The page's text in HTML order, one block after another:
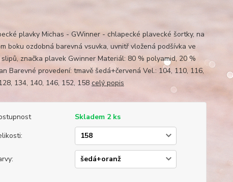
plavky Michas - GWinner - chlapecké plavecké šortky, na
boku ozdobná barevná vsuvka, uvnitř vložená podšívka ve
značka plavek Gwinner Materiál: 80 % polyamid, 20 %
Barevné provedení: tmavě šedá+červená Vel.: 104, 110, 116,
134, 140, 146, 152, 158 celý popis
Skladem 2 ks